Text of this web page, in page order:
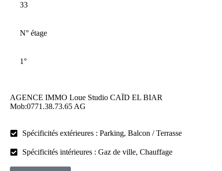
33
N° étage
1°
AGENCE IMMO Loue Studio CAÏD EL BIAR
Mob:0771.38.73.65 AG
Spécificités extérieures : Parking, Balcon / Terrasse
Spécificités intérieures : Gaz de ville, Chauffage